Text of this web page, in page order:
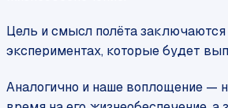
Цель и смысл полёта заключаются
экспериментах, которые будет
Аналогично и наше воплощение —